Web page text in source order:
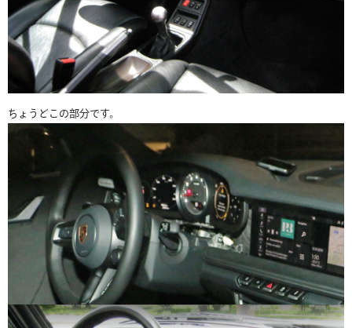
ちょうどこの部分です。